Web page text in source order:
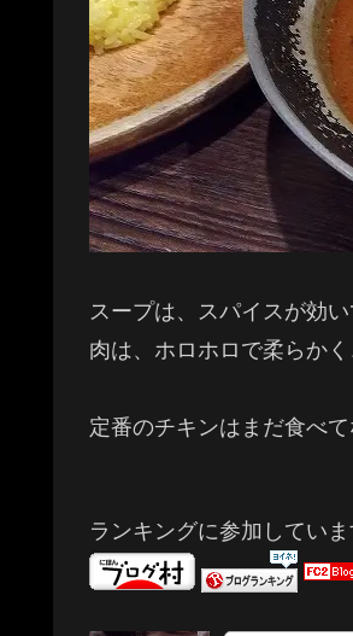
スープは、スパイスが効
肉は、ホロホロで柔らか
定番のチキンはまだ食べ
ランキングに参加してい